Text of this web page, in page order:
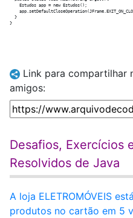
    Estudos app = new Estudos();
  }
Link para compartilhar
amigos:
Desafios, Exercícios
Resolvidos de Java
A loja ELETROMÓVEIS
produtos no cartão em 5